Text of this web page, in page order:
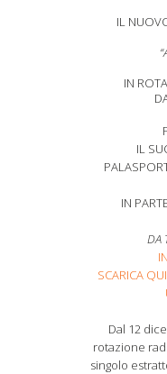
IL
IN
IL
IN
DA
SCARICA
Dal 12
rotazione
singolo